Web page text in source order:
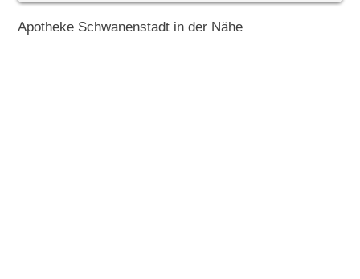
Apotheke Schwanenstadt in der Nähe